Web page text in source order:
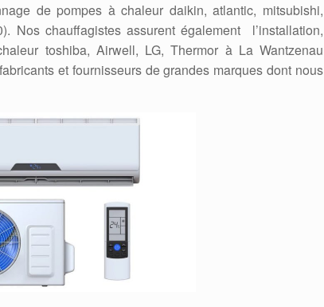
de pompes à chaleur daikin, atlantic, mitsubishi,
Nos chauffagistes assurent également l’installation,
toshiba, Airwell, LG, Thermor à La Wantzenau
et fournisseurs de grandes marques dont nous